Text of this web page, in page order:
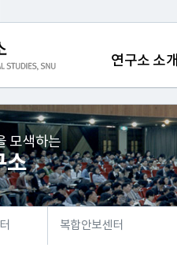
연구소 소개
모색하는
소
복합안보센터